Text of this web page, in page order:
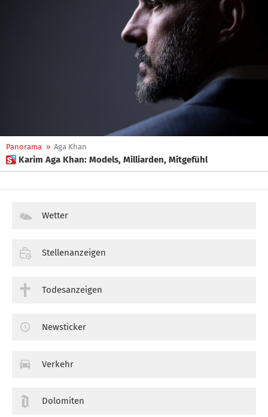
Panorama » Aga Khan
 Karim Aga Khan: Models, Milliarden, Mitgefühl
Wetter
Stellenanzeigen
Todesanzeigen
Newsticker
Verkehr
Dolomiten